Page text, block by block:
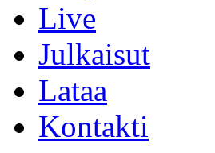
Live
Julkaisut
Lataa
Kontakti